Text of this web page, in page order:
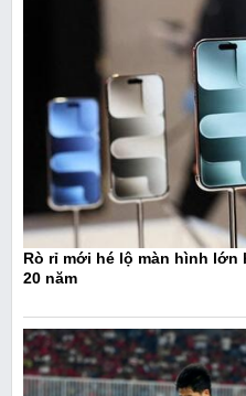
Rò rỉ mới hé lộ màn hình lớn
20 năm